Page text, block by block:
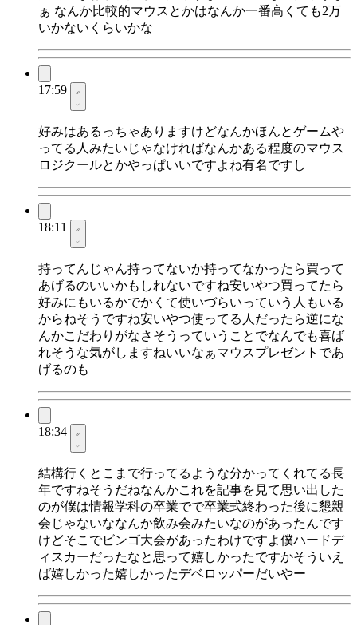
ぁ なんか比較的マウスとかはなんか一番高くても2万
いかないくらいかな
17:59
好みはあるっちゃありますけどなんかほんとゲームや
ってる人みたいじゃなければなんかある程度のマウス
ロジクールとかやっぱいいですよね有名ですし
18:11
持ってんじゃん持ってないか持ってなかったら買って
あげるのいいかもしれないですね安いやつ買ってたら
好みにもいるかでかくて使いづらいっていう人もいる
からねそうですね安いやつ使ってる人だったら逆にな
んかこだわりがなさそうっていうことでなんでも喜ば
れそうな気がしますねいいなぁマウスプレゼントであ
げるのも
18:34
結構行くとこまで行ってるような分かってくれてる長
年ですねそうだねなんかこれを記事を見て思い出した
のが僕は情報学科の卒業でで卒業式終わった後に懇親
会じゃないななんか飲み会みたいなのがあったんです
けどそこでビンゴ大会があったわけですよ僕ハードデ
ィスカーだったなと思って嬉しかったですかそういえ
ば嬉しかった嬉しかったデベロッパーだいやー